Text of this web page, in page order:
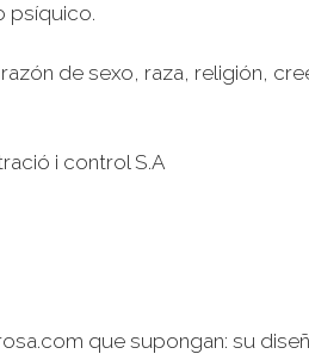
psíquico.
de sexo, raza, religión,
i control S.A
que supongan: su